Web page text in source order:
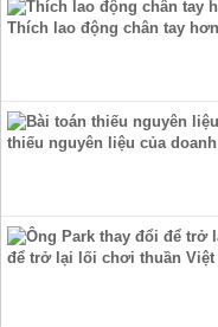
Thích lao động chân tay
thiếu nguyên liệu của
để trở lại lối chơi thuần Việt